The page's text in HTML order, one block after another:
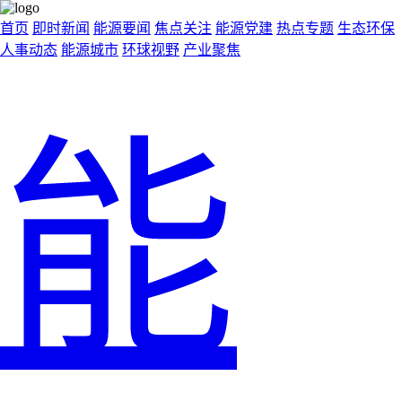
首页 即时新闻 能源要闻 焦点关注 能源党建 热点专题 生态环保
人事动态 能源城市 环球视野 产业聚焦
能